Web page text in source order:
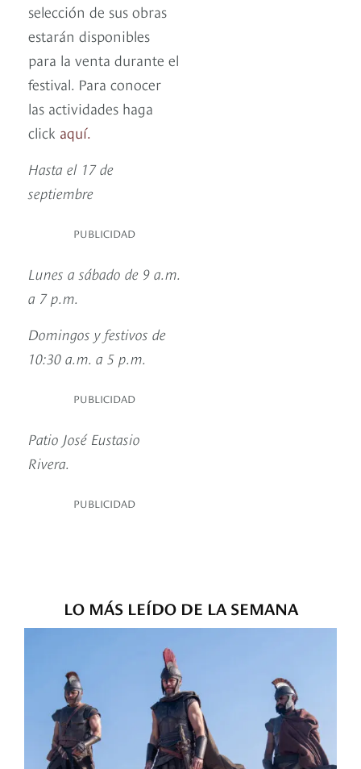
selección de sus obras
estarán disponibles
para la venta durante el
festival. Para conocer
las actividades haga
click aquí.
Hasta el 17 de
septiembre
PUBLICIDAD
Lunes a sábado de 9 a.m.
a 7 p.m.
Domingos y festivos de
10:30 a.m. a 5 p.m.
PUBLICIDAD
Patio José Eustasio
Rivera.
PUBLICIDAD
LO MÁS LEÍDO DE LA SEMANA